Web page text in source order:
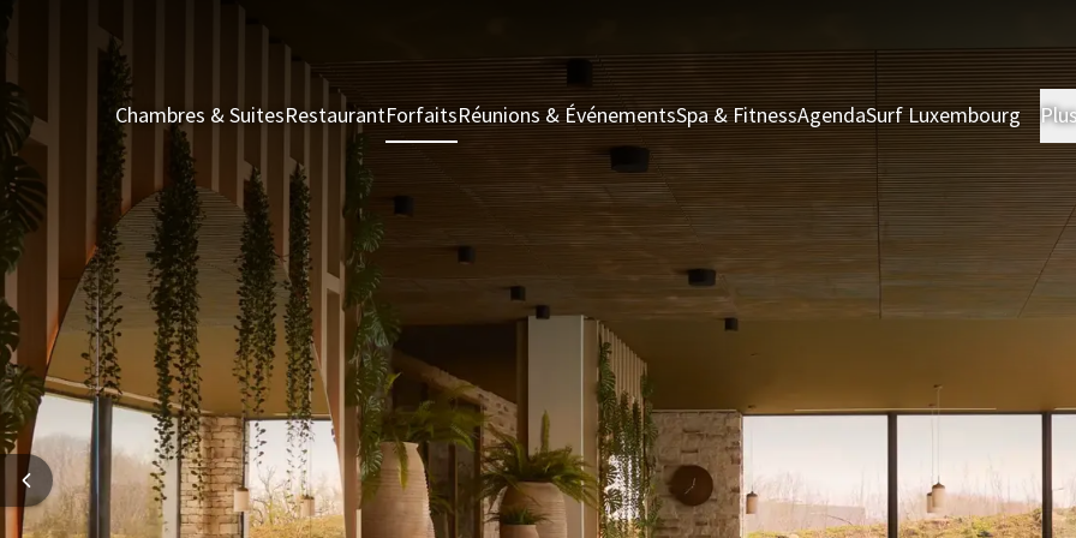
Chambres & SuitesRestaurantForfaitsRéunions & ÉvénementsSpa & FitnessAgendaSurf Luxembourg